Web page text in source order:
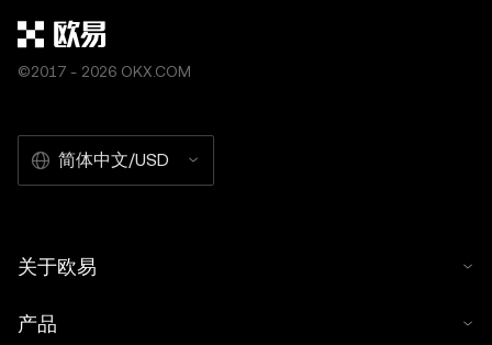
©2017 - 2026 OKX.COM
简体中文/USD
关于欧易
产品